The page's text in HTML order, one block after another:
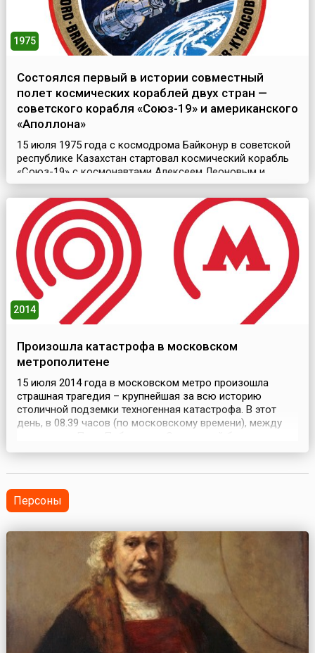
1975
Состоялся первый в истории совместный
полет космических кораблей двух стран —
советского корабля «Союз-19» и американского
«Аполлона»
15 июля 1975 года с космодрома Байконур в советской
республике Казахстан стартовал космический корабль
«Союз-19» с космонавтами Алексеем Леоновым и
Валерием Кубасовым на борту. Через 8 часов с мыса
Канаверал во Флориде (США) поднялась ракета «Сатурн
1-Б» с кораблем «Аполлон» и американскими
астронавтами Томасом Стаффордом, Вэнсом Брэндом и
Дональдом Слейтоном. На протяжении двух следующих
дней...
2014
Произошла катастрофа в московском
метрополитене
15 июля 2014 года в московском метро произошла
страшная трагедия – крупнейшая за всю историю
столичной подземки техногенная катастрофа. В этот
день, в 08.39 часов (по московскому времени), между
Арбатско-Покровской («синей») линии метро после
врезался в бетонную стену тоннеля, три вагона сошли с
рельсов....
Персоны